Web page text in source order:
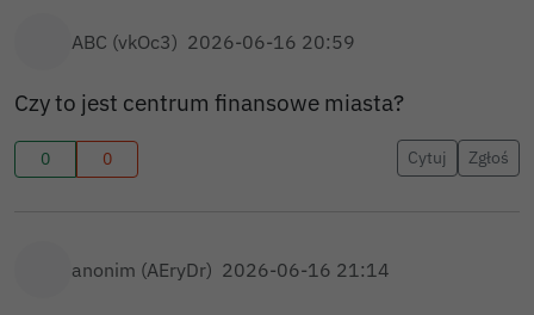
ABC (vkOc3) 2026-06-16 20:59
Czy to jest centrum finansowe miasta?
0 0 Cytuj Zgłoś
anonim (AEryDr) 2026-06-16 21:14